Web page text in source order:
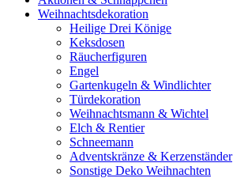
Weihnachtsdekoration
Heilige Drei Könige
Keksdosen
Räucherfiguren
Engel
Gartenkugeln & Windlichter
Türdekoration
Weihnachtsmann & Wichtel
Elch & Rentier
Schneemann
Adventskränze & Kerzenständer
Sonstige Deko Weihnachten